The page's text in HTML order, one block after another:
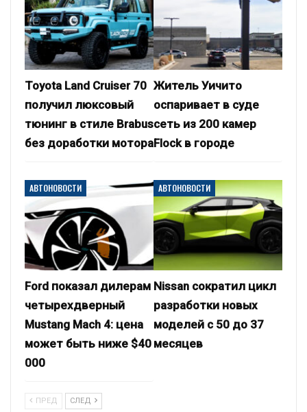
Toyota Land Cruiser 70
получил люксовый
тюнинг в стиле Brabus
без доработки мотора
Житель Уичито
оспаривает в суде
сеть из 200 камер
Flock в городе
АВТОНОВОСТИ
Ford показал дилерам
четырехдверный
Mustang Mach 4: цена
может быть ниже $40
000
АВТОНОВОСТИ
Nissan сократил цикл
разработки новых
моделей с 50 до 37
месяцев
ПРЕД СЛЕД